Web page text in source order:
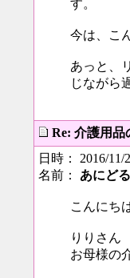
す。
今は、こ
あっと、
じながら
Re: 介護用品
日時： 2016/11/
名前： あにどる
こんにち
りりさん
お母様の